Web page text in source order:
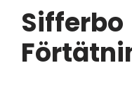
Sifferbo